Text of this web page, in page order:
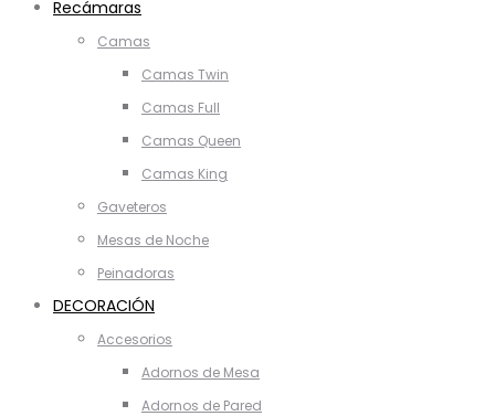
Recámaras
Camas
Camas Twin
Camas Full
Camas Queen
Camas King
Gaveteros
Mesas de Noche
Peinadoras
DECORACIÓN
Accesorios
Adornos de Mesa
Adornos de Pared